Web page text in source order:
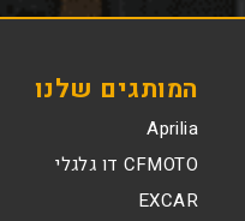
המותגים שלנו
Aprilia
CFMOTO דו גלגלי
EXCAR